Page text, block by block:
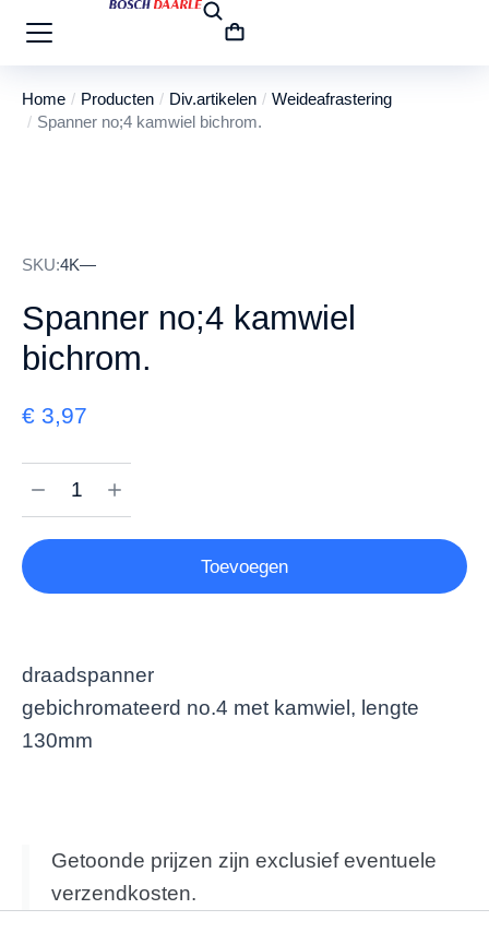
Je bent hier:
Home Producten Div.artikelen
Weideafrastering
Spanner no;4 kamwiel bichrom.
SKU:4K—
Spanner no;4 kamwiel
bichrom.
€ 3,97
Toevoegen
draadspanner
gebichromateerd no.4 met kamwiel, lengte
130mm
Getoonde prijzen zijn exclusief eventuele
verzendkosten.